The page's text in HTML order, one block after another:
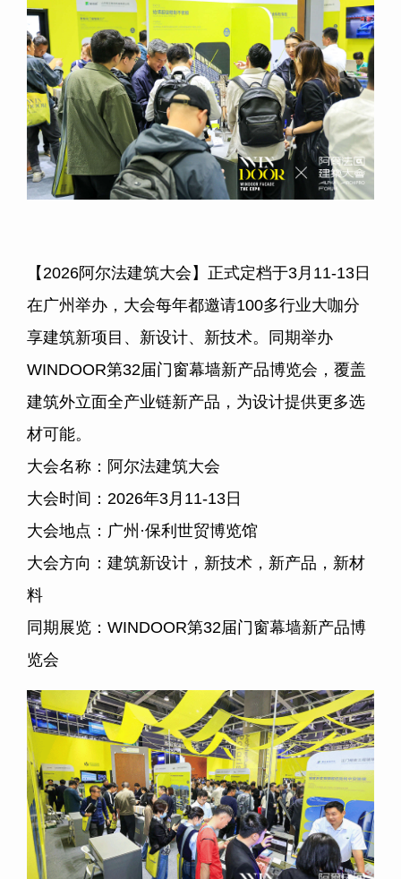
【2026阿尔法建筑大会】正式定档于3月11-13日
在广州举办，大会每年都邀请100多行业大咖分
享建筑新项目、新设计、新技术。同期举办
WINDOOR第32届门窗幕墙新产品博览会，覆盖
建筑外立面全产业链新产品，为设计提供更多选
材可能。
大会名称：阿尔法建筑大会
大会时间：2026年3月11-13日
大会地点：广州·保利世贸博览馆
大会方向：建筑新设计，新技术，新产品，新材
料
同期展览：WINDOOR第32届门窗幕墙新产品博
览会